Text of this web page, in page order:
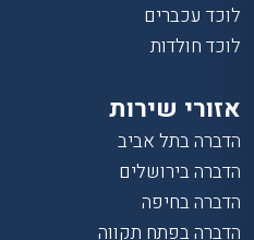
לוכד עכברים
לוכד חולדות
אזורי שירות
הדברה בתל אביב
הדברה בירושלים
הדברה בחיפה
הדברה בפתח תקווה